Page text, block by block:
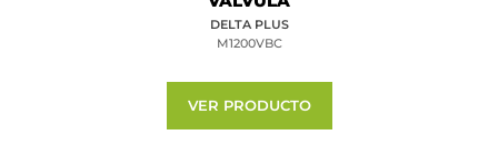
DELTA PLUS
M1200VBC
VER PRODUCTO